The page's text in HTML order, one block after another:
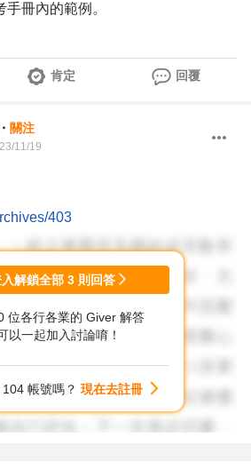
冊內的範例。
肯定 回覆
・ 關注
11/19
403
解鎖全部 3 則回答
位各行各業的 Giver 解答
以一起加入討論唷！
帳號嗎？ 現在去註冊